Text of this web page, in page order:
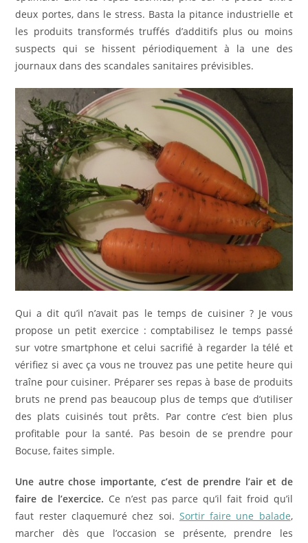
deux portes, dans le stress. Basta la pitance industrielle et
les produits transformés truffés d’additifs plus ou moins
suspects qui se hissent périodiquement à la une des
journaux dans des scandales sanitaires prévisibles.
Qui a dit qu’il n’avait pas le temps de cuisiner ? Je vous
propose un petit exercice : comptabilisez le temps passé
sur votre smartphone et celui sacrifié à regarder la télé et
vérifiez si avec ça vous ne trouvez pas une petite heure qui
traîne pour cuisiner. Préparer ses repas à base de produits
bruts ne prend pas beaucoup plus de temps que d’utiliser
des plats cuisinés tout prêts. Par contre c’est bien plus
profitable pour la santé. Pas besoin de se prendre pour
Bocuse, faites simple.
Une autre chose importante, c’est de prendre l’air et de
faire de l’exercice. Ce n’est pas parce qu’il fait froid qu’il
faut rester claquemuré chez soi. Sortir faire une balade,
marcher dès que l’occasion se présente, prendre les